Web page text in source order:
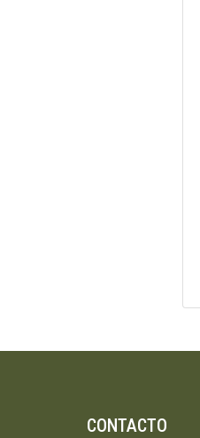
CONTACTO